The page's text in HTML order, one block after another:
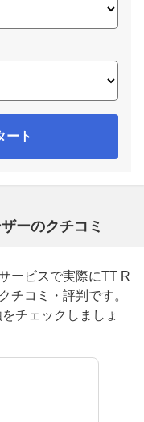
ート
ーのクチコミ
ービスで実際にTT R
チコミ・評判です。
チェックしましょ